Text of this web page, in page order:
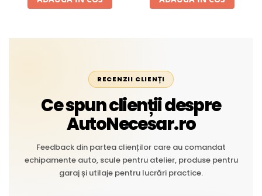
RECENZII CLIENȚI
Ce spun clienții despre
AutoNecesar.ro
Feedback din partea clienților care au comandat
echipamente auto, scule pentru atelier, produse pentru
garaj și utilaje pentru lucrări practice.